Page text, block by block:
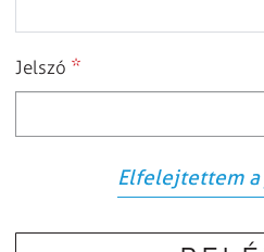
Jelszó *
Elfelejtettem a